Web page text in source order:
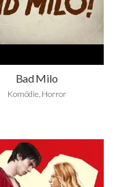
Bad Milo
Komödie, Horror